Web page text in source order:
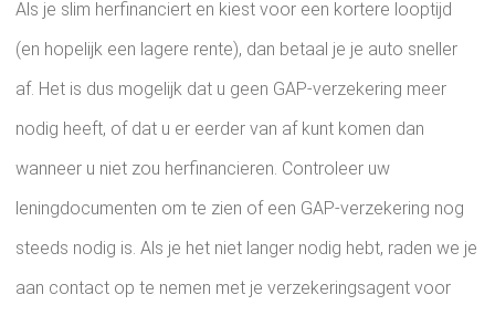
Als je slim herfinanciert en kiest voor een kortere looptijd
(en hopelijk een lagere rente), dan betaal je je auto sneller
af. Het is dus mogelijk dat u geen GAP-verzekering meer
nodig heeft, of dat u er eerder van af kunt komen dan
wanneer u niet zou herfinancieren. Controleer uw
leningdocumenten om te zien of een GAP-verzekering nog
steeds nodig is. Als je het niet langer nodig hebt, raden we je
aan contact op te nemen met je verzekeringsagent voor